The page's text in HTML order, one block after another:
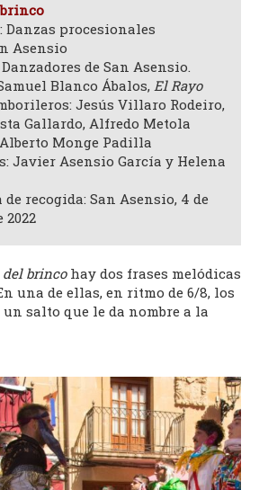
procesionales
Asensio
de San Asensio.
Blanco Ábalos, El Rayo
Jesús Villaro Rodeiro,
Gallardo, Alfredo Metola
Monge Padilla
Javier Asensio García y Helena
recogida: San Asensio, 4 de
2022
del brincohay dos frases melódicas
una de ellas, en ritmo de 6/8, los
salto que le da nombre a la